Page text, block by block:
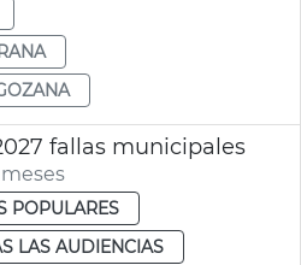
fallas municipales
POPULARES
LAS AUDIENCIAS